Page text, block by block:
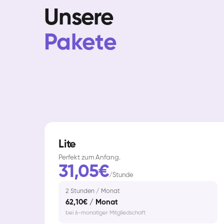
Unsere
Pakete
Lite
Perfekt zum Anfang.
31,05€/Stunde
2 Stunden / Monat
62,10€ / Monat
bei 6-monatiger Mitgliedschaft